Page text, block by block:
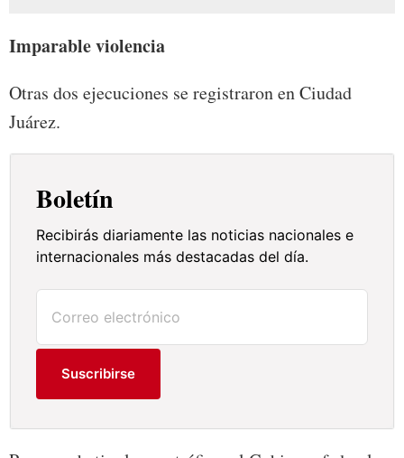
Imparable violencia
Otras dos ejecuciones se registraron en Ciudad
Juárez.
Boletín
Recibirás diariamente las noticias nacionales e
internacionales más destacadas del día.
Suscribirse